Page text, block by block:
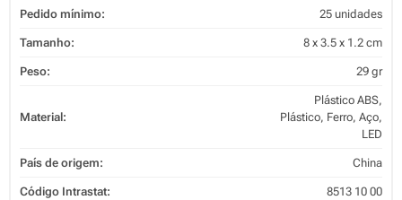
Pedido mínimo: 25 unidades
Tamanho: 8 x 3.5 x 1.2 cm
Peso: 29 gr
Material:
Plástico ABS,
Plástico, Ferro, Aço,
LED
País de origem: China
Código Intrastat: 8513 10 00